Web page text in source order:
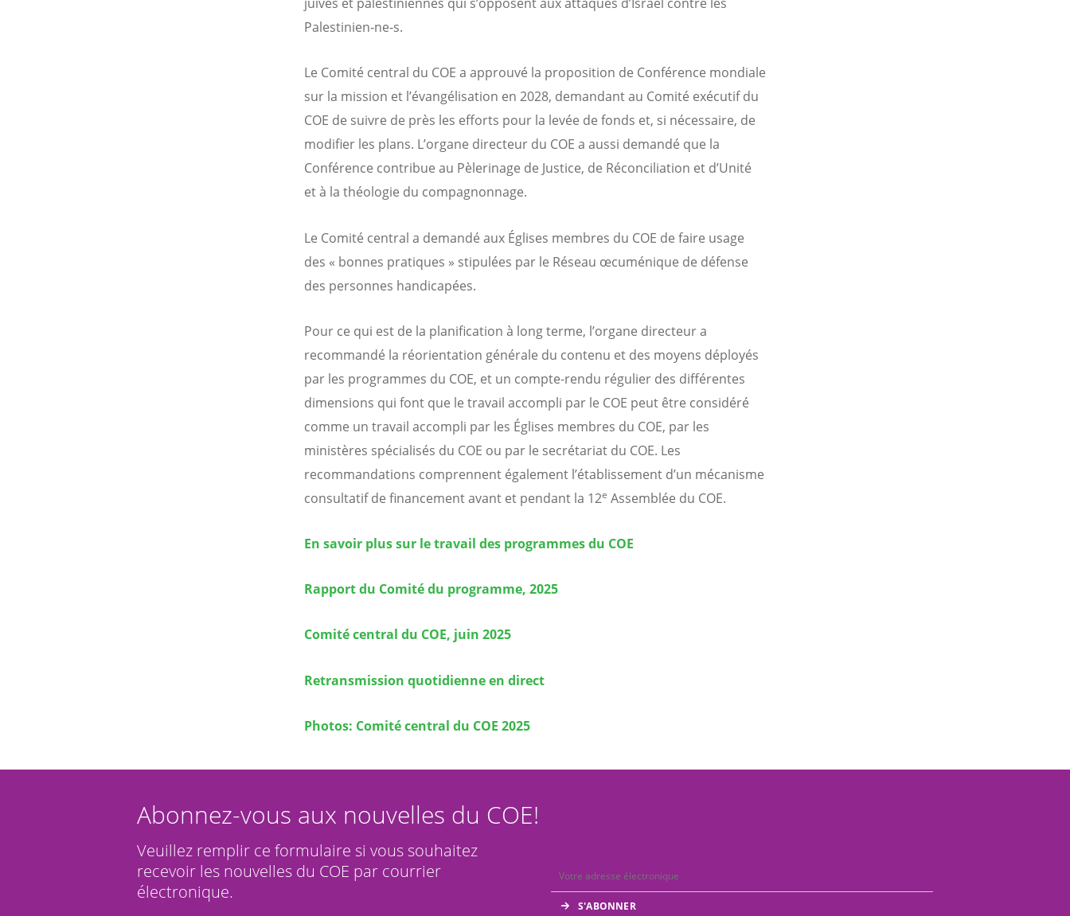
Palestinien‑ne‑s.
Le Comité central du COE a approuvé la proposition de Conférence mondiale
sur la mission et l’évangélisation en 2028, demandant au Comité exécutif du
COE de suivre de près les efforts pour la levée de fonds et, si nécessaire, de
modifier les plans. L’organe directeur du COE a aussi demandé que la
Conférence contribue au Pèlerinage de Justice, de Réconciliation et d’Unité
et à la théologie du compagnonnage.
Le Comité central a demandé aux Églises membres du COE de faire usage
des « bonnes pratiques » stipulées par le Réseau œcuménique de défense
des personnes handicapées.
Pour ce qui est de la planification à long terme, l’organe directeur a
recommandé la réorientation générale du contenu et des moyens déployés
par les programmes du COE, et un compte-rendu régulier des différentes
dimensions qui font que le travail accompli par le COE peut être considéré
comme un travail accompli par les Églises membres du COE, par les
ministères spécialisés du COE ou par le secrétariat du COE. Les
recommandations comprennent également l’établissement d’un mécanisme
consultatif de financement avant et pendant la 12e Assemblée du COE.
En savoir plus sur le travail des programmes du COE
Rapport du Comité du programme, 2025
Comité central du COE, juin 2025
Retransmission quotidienne en direct
Photos: Comité central du COE 2025
Abonnez-vous aux nouvelles du COE!
Veuillez remplir ce formulaire si vous souhaitez
recevoir les nouvelles du COE par courrier
électronique.